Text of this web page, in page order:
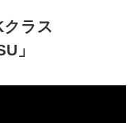
クラス
」